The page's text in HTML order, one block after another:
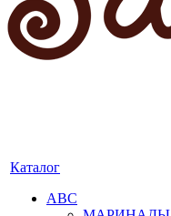
Каталог
АВС